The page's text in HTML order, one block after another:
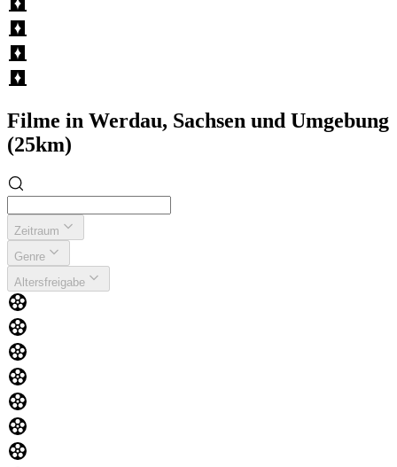
Filme in Werdau, Sachsen und Umgebung
(25km)
Zeitraum
Genre
Altersfreigabe